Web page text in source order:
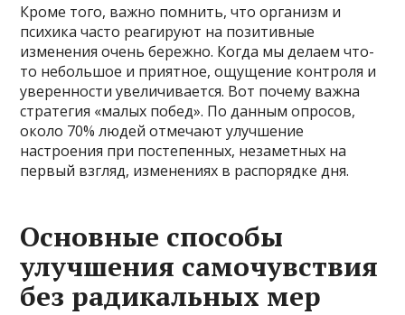
Кроме того, важно помнить, что организм и
психика часто реагируют на позитивные
изменения очень бережно. Когда мы делаем что-
то небольшое и приятное, ощущение контроля и
уверенности увеличивается. Вот почему важна
стратегия «малых побед». По данным опросов,
около 70% людей отмечают улучшение
настроения при постепенных, незаметных на
первый взгляд, изменениях в распорядке дня.
Основные способы
улучшения самочувствия
без радикальных мер